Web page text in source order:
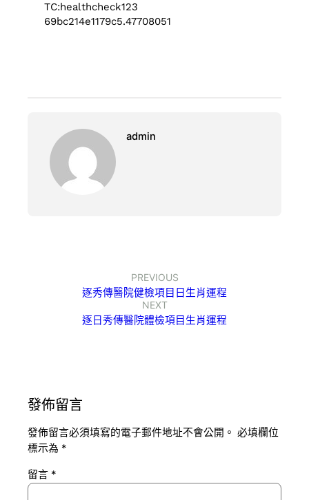
TC:healthcheck123
69bc214e1179c5.47708051
admin
PREVIOUS
逐秀傳醫院健檢項目日生肖運程
NEXT
逐日秀傳醫院體檢項目生肖運程
發佈留言
發佈留言必須填寫的電子郵件地址不會公開。 必填欄位
標示為 *
留言 *